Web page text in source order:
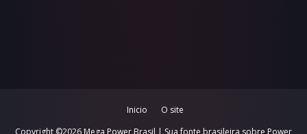
Inicio
O site
Copyright ©2026 Mega Power Brasil | Sua fonte brasileira sobre Power